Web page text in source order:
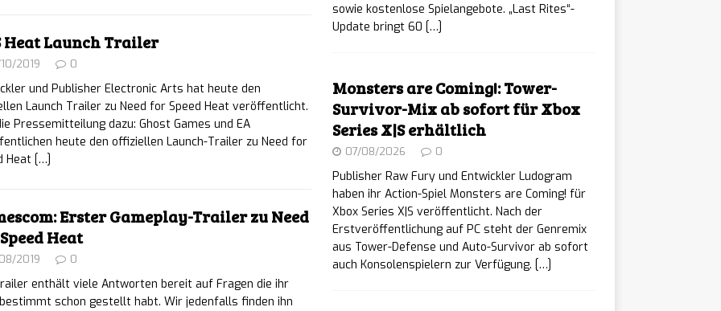
Billy: The Book of Fears – Kostenloser Prolog
ab sofort auf Steam verfügbar NEWS
Recon: Wildlands erhält Next-Gen-Upgrade –
für PC
NEWS
XD: Psychologischer Retro-Horror auf dem
am 17. September für PC
Heat Launch Trailer
2019 0
und Publisher Electronic Arts hat heute den
Launch Trailer zu Need for Speed Heat veröffentlicht.
Pressemitteilung dazu: Ghost Games und EA
heute den offiziellen Launch-Trailer zu Need for
Heat […]
Erster Gameplay-Trailer zu Need
Heat
2019 0
enthält viele Antworten bereit auf Fragen die ihr
schon gestellt habt. Wir jedenfalls finden ihn
sowie kostenlose Spielangebote. „Last Rites“-
Update bringt 60 […]
Monsters are Coming!: Tower-
Survivor-Mix ab sofort für Xbox
Series X|S erhältlich
07/08/2026 0
Publisher Raw Fury und Entwickler Ludogram
haben ihr Action-Spiel Monsters are Coming! für
Xbox Series X|S veröffentlicht. Nach der
Erstveröffentlichung auf PC steht der Genremix
aus Tower-Defense und Auto-Survivor ab sofort
auch Konsolenspielern zur Verfügung. […]